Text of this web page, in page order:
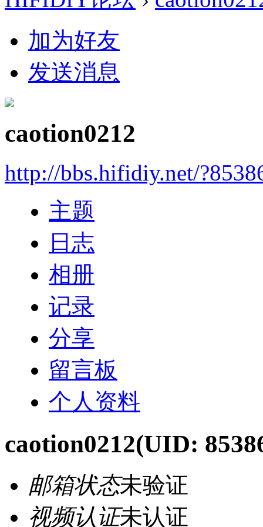
加为好友
发送消息
caotion0212
http://bbs.hifidiy.net/
主题
日志
相册
记录
分享
留言板
个人资料
caotion0212(UID:
邮箱状态未验证
视频认证未认证